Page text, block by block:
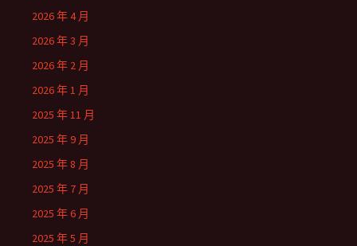
2026 年 4 月
2026 年 3 月
2026 年 2 月
2026 年 1 月
2025 年 11 月
2025 年 9 月
2025 年 8 月
2025 年 7 月
2025 年 6 月
2025 年 5 月